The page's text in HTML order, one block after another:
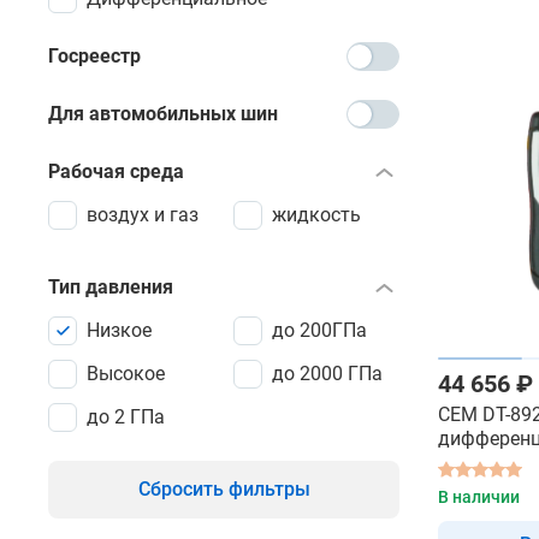
Госреестр
Для автомобильных шин
Рабочая среда
воздух и газ
жидкость
Тип давления
Низкое
Высокое
до 2 ГПа
до 200ГПа
до 2000 ГПа
Сбросить фильтры
44 656 ₽
CEM DT-
цифровой
В наличии